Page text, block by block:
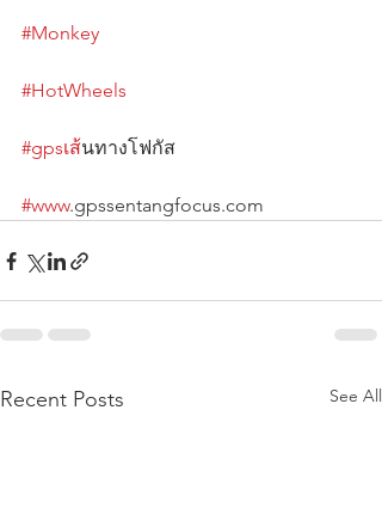
#Monkey
#HotWheels
#gpsเส้นทางโฟกัส
#www.gpssentangfocus.com
Recent Posts See All